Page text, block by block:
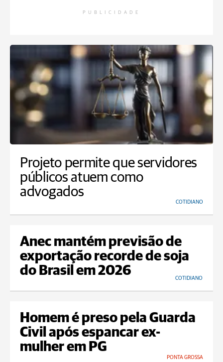
PUBLICIDADE
Projeto permite que servidores
públicos atuem como
advogados
COTIDIANO
Anec mantém previsão de
exportação recorde de soja
do Brasil em 2026
COTIDIANO
Homem é preso pela Guarda
Civil após espancar ex-
mulher em PG
PONTA GROSSA